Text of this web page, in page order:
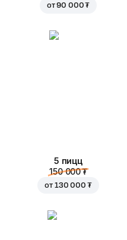
от90 000 ₮
5 пицц
150 000 ₮
от 130 000 ₮